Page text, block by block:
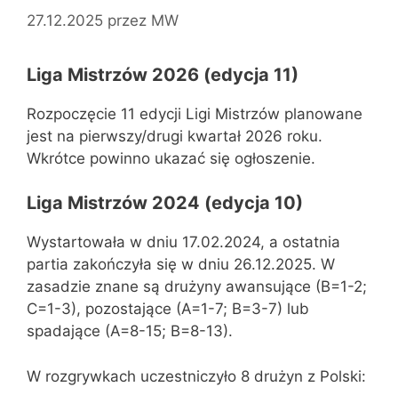
27.12.2025 przez MW
Liga Mistrzów 2026 (edycja 11)
Rozpoczęcie 11 edycji Ligi Mistrzów planowane
jest na pierwszy/drugi kwartał 2026 roku.
Wkrótce powinno ukazać się ogłoszenie.
Liga Mistrzów 2024 (edycja 10)
Wystartowała w dniu 17.02.2024, a ostatnia
partia zakończyła się w dniu 26.12.2025. W
zasadzie znane są drużyny awansujące (B=1-2;
C=1-3), pozostające (A=1-7; B=3-7) lub
spadające (A=8-15; B=8-13).
W rozgrywkach uczestniczyło 8 drużyn z Polski: